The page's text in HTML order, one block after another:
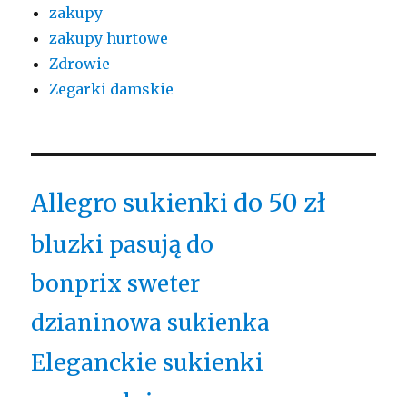
zakupy
zakupy hurtowe
Zdrowie
Zegarki damskie
Allegro sukienki do 50 zł
bluzki pasują do
bonprix sweter
dzianinowa sukienka
Eleganckie sukienki